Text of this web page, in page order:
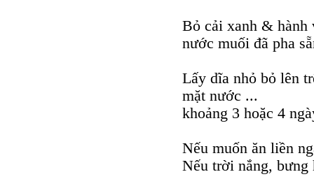
Bỏ cải xanh & hành
nước muối đã pha
Lấy dĩa nhỏ bỏ lên
mặt nước ...
khoảng 3 hoặc 4
Nếu muốn ăn liền
Nếu trời nắng, bưng